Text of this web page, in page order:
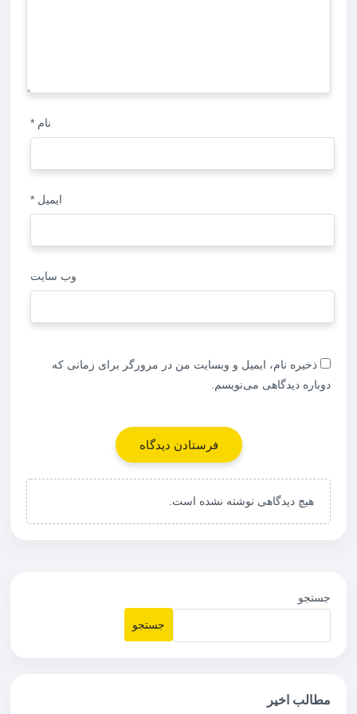
نام *
ایمیل *
وب‌ سایت
ذخیره نام، ایمیل و وبسایت من در مرورگر برای زمانی که
دوباره دیدگاهی می‌نویسم.
هیچ دیدگاهی نوشته نشده است.
جستجو
جستجو
مطالب اخیر